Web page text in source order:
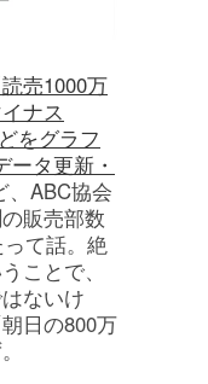
読売1000万
ナス
をグラフ
タ更新・
、ABC協会
販売部数
て話。絶
ことで、
ないけ
日の800万